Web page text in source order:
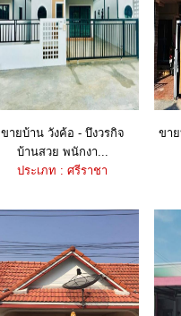
ขายบ้าน วังค้อ - บึงวรกิจ
บ้านสวย พนักงา...
ประเภท : ศรีราชา
ขา